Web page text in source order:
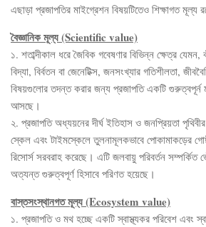
এছাড়া প্রজাপতির মাইগ্রেশন বিষয়টিতেও শিক্ষাগত মূল্য
বৈজ্ঞানিক মূল্য (Scientific value)
১. শতাব্দীকাল ধরে জৈবিক গবেষণার বিভিন্ন ক্ষেত্র যেমন,
বিদ্যা, বির্বতন বা জেনেটিক্স, জনসংখ্যার গতিশীলতা,
বিষয়গুলোর তদন্ত করার জন্য প্রজাপতি একটি গুরুত্বপূর্ন
আসছে।
২. প্রজাপতি অধ্যয়নের দীর্ঘ ইতিহাস ও জনপ্রিয়তা
স্কেল এবং টাইমস্কেলে তুলনামূলকভাবে পোকামাকড়ের
রিসোর্স সরবরাহ করেছে। এটি জলবায়ু পরিবর্তন সম্পর্কিত
অত্যন্ত গুরুত্বপূর্ণ হিসাবে পরিণত হয়েছে।
বাস্তসংস্থানগত মূল্য (Ecosystem value)
১. প্রজাপতি ও মথ হচ্ছে একটি স্বাস্থ্যকর পরিবেশ এবং